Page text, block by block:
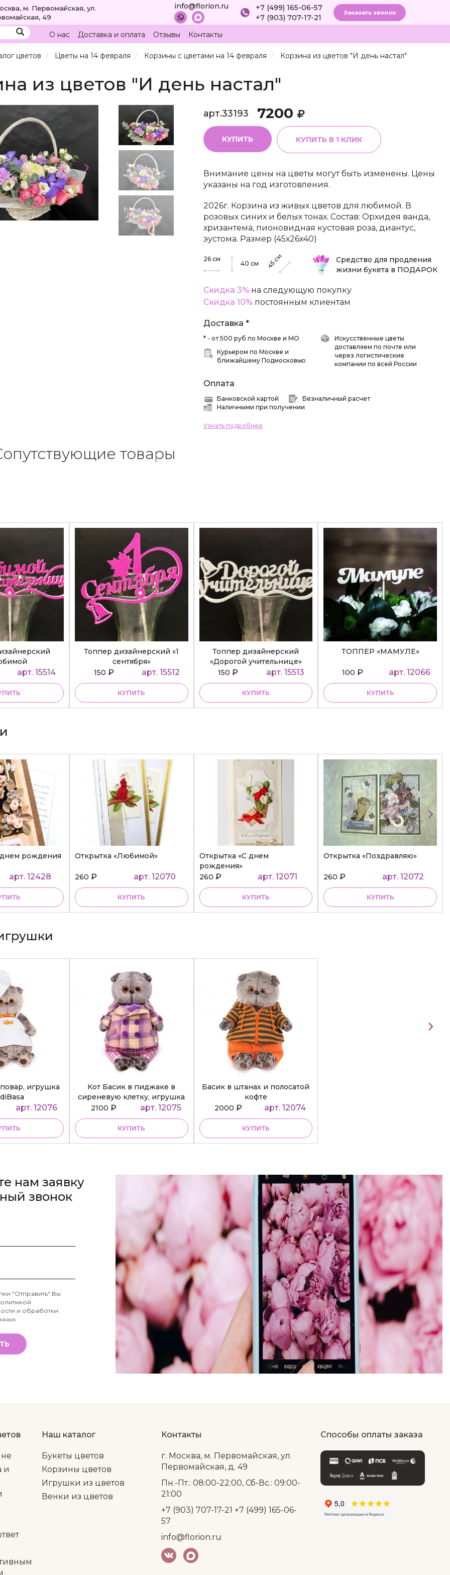
м. Первомайская, ул.
49
info@florion.ru
+7 (499) 165-06-57
+7 (903) 707-17-21
Заказать звонок
О нас Доставка и оплата Отзывы Контакты
цветов Цветы на 14 февраля Корзины с цветами на 14 февраля Корзина из цветов "И день настал"
из цветов "И день настал"
арт.33193 7200
КУПИТЬ КУПИТЬ В 1 КЛИК
Внимание цены на цветы могут быть изменены. Цены
указаны на год изготовления.
2026г. Корзина из живых цветов для любимой. В
розовых синих и белых тонах. Состав: Орхидея ванда,
хризантема, пионовидная кустовая роза, диантус,
эустома. Размер (45х26х40)
26 см
40 см 45
см
Средство для продления
жизни букета в ПОДАРОК
Скидка 3% на следующую покупку
Скидка 10% постоянным клиентам
Доставка *
* - от 500 руб по Москве и МО
Курьером по Москве и
ближайшему Подмосковью
Искусственные цветы
доставляем по почте или
через логистические
компании по всей России
Оплата
Банковской картой
Безналичный расчет
Наличными при получении
Узнать подробнее
товары
арт. 15514
Топпер дизайнерский «1
сентября»
150 ₽ арт. 15512
КУПИТЬ
Топпер дизайнерский
«Дорогой учительнице»
150₽ арт. 15513
КУПИТЬ
ТОППЕР «МАМУЛЕ»
100₽ арт. 12066
КУПИТЬ
рождения
арт. 12428
Открытка «Любимой»
260 ₽ арт. 12070
КУПИТЬ
Открытка «С днем
рождения»
260 ₽ арт. 12071
КУПИТЬ
Открытка «Поздравляю»
260₽ арт. 12072
КУПИТЬ
игрушка
арт. 12076
Кот Басик в пиджаке в
сиреневую клетку, игрушка
BudiBasa
2100₽ арт. 12075
КУПИТЬ
Басик в штанах и полосатой
кофте
2000 ₽ арт. 12074
КУПИТЬ
нам заявку
звонок
"Отправить" Вы
и обработки
и
Наш каталог
Букеты цветов
Корзины цветов
Игрушки из цветов
Венки из цветов
Контакты
г. Москва, м. Первомайская, ул.
Первомайская, д. 49
Пн.-Пт.: 08:00-22:00, Сб-Вс.: 09:00-
21:00
+7 (903) 707-17-21 +7 (499) 165-06-
57
info@florion.ru
Способы оплаты заказа